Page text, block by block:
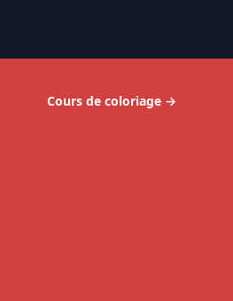
Cours de coloriage →